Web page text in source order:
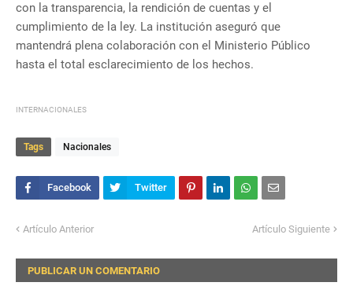
con la transparencia, la rendición de cuentas y el
cumplimiento de la ley. La institución aseguró que
mantendrá plena colaboración con el Ministerio Público
hasta el total esclarecimiento de los hechos.
INTERNACIONALES
Tags Nacionales
Artículo Anterior Artículo Siguiente
PUBLICAR UN COMENTARIO